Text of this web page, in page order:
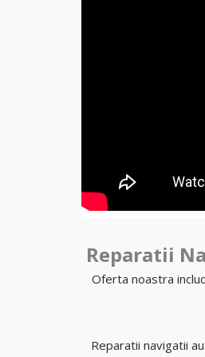
Reparatii
Oferta noastra
Reparatii navigatii